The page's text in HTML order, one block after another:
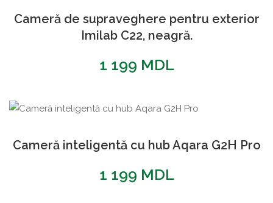
Cameră de supraveghere pentru exterior
Imilab C22, neagră.
1 199 MDL
Cameră inteligentă cu hub Aqara G2H Pro
1 199 MDL